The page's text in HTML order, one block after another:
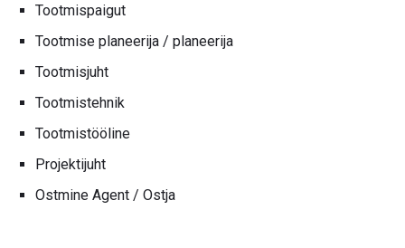
Tootmispaigut
Tootmise planeerija / planeerija
Tootmisjuht
Tootmistehnik
Tootmistööline
Projektijuht
Ostmine Agent / Ostja